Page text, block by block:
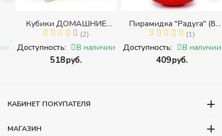
Кубики ДОМАШНИЕ
ЖИВОТНЫЕ (Томик)
(Набор кубиков
разрезных (складных))
(2)
Доступность: В наличии
‍518‍руб.
Пирамидка "Радуга" (8
деталей) (Пирамидка
среднего размера)
(1)
Доступность: В наличии
‍409‍руб.
КАБИНЕТ ПОКУПАТЕЛЯ
МАГАЗИН